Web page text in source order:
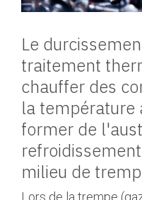
Le
traitement
chauffer des
la température
former de
milieu de
Lors de la trempe